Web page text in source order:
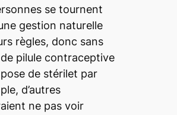
se tournent
gestion naturelle
règles, donc sans
pilule contraceptive
de stérilet par
d’autres
ne pas voir